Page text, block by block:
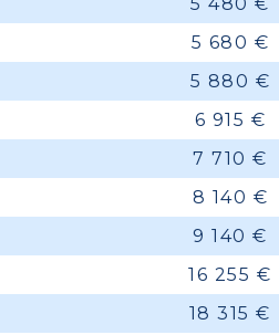
5 680 €
5 880 €
6 915 €
7 710 €
8 140 €
9 140 €
16 255 €
18 315 €